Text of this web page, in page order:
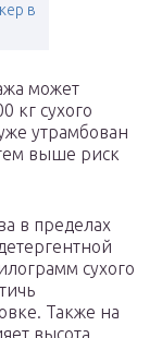
в
может
кг сухого
утрамбован
выше риск
в пределах
сухого
Также на
высота